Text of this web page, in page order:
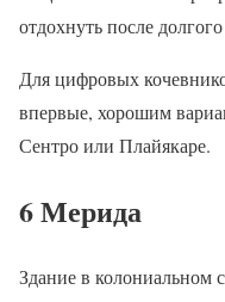
отдохнуть после
Для цифровых
впервые, хорошим
Сентро или Плайякаре.
6 Мерида
Здание в